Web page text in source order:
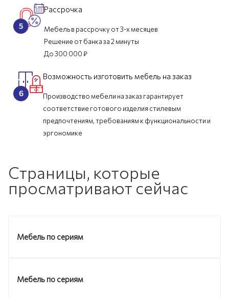
Рассрочка
Мебель в рассрочку от 3-х месяцев
Решение от банка за 2 минуты
До 300 000 ₽
Возможность изготовить мебель на заказ
Производство мебели на заказ гарантирует
соответствие готового изделия стилевым
предпочтениям, требованиям к функциональности и
эргономике
Страницы, которые
просматривают сейчас
Мебель по сериям
Мебель по сериям